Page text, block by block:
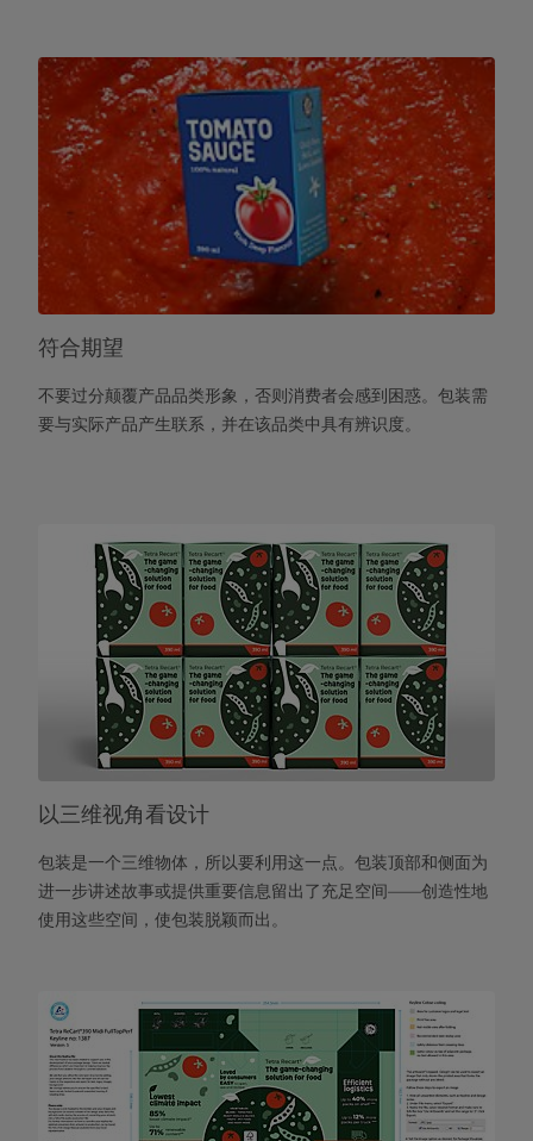
符合期望
不要过分颠覆产品品类形象，否则消费者会感到困惑。包装需
要与实际产品产生联系，并在该品类中具有辨识度。
以三维视角看设计
包装是一个三维物体，所以要利用这一点。包装顶部和侧面为
进一步讲述故事或提供重要信息留出了充足空间——创造性地
使用这些空间，使包装脱颖而出。